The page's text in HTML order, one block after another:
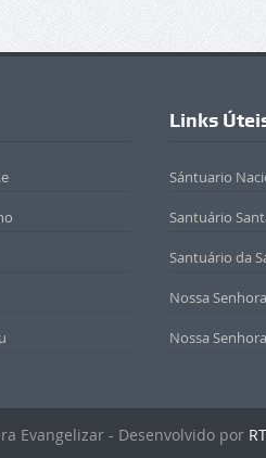
Links
Sántuario
Santuário
Santuário da
Nossa
Nossa
Evangelizar - Desenvolvido por